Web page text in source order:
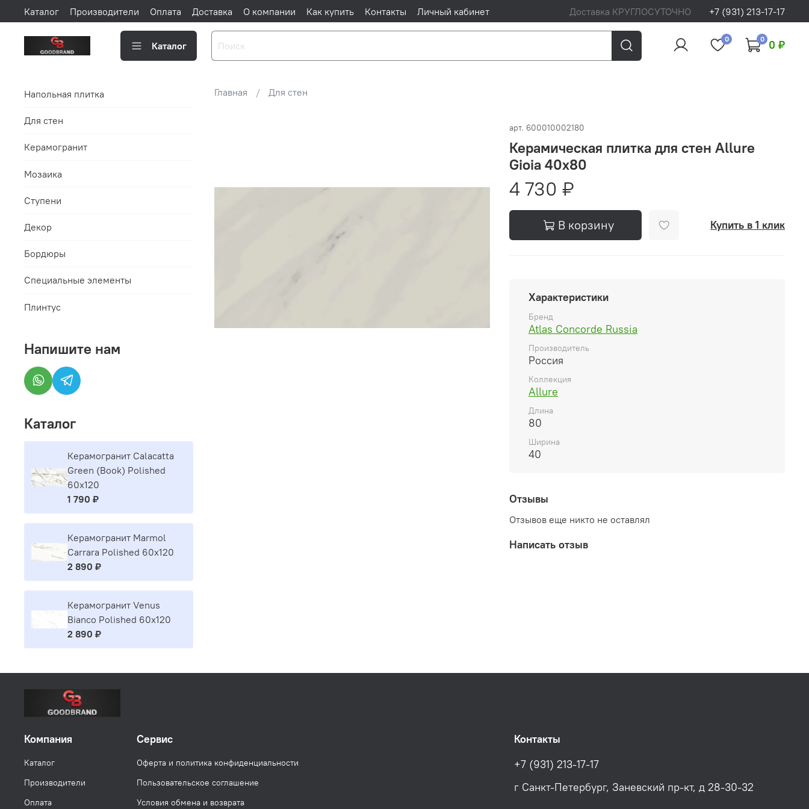
Каталог Производители Оплата Доставка О компании Как купить Контакты Личный кабинет Доставка КРУГЛОСУТОЧНО +7 (931) 213-17-17
Каталог
0 0 0 ₽
Главная Для стен
арт. 600010002180
Керамическая плитка для стен Allure
Gioia 40x80
4 730 ₽
В корзину Купить в 1 клик
Характеристики
Бренд
Atlas Concorde Russia
Производитель
Россия
Коллекция
Allure
Длина
80
Ширина
40
Отзывы
Отзывов еще никто не оставлял
Написать отзыв
Напольная плитка
Для стен
Керамогранит
Мозаика
Ступени
Декор
Бордюры
Специальные элементы
Плинтус
Напишите нам
Каталог
Керамогранит Calacatta
Green (Book) Polished
60x120
1 790 ₽
Керамогранит Marmol
Carrara Polished 60x120
2 890 ₽
Керамогранит Venus
Bianco Polished 60x120
2 890 ₽
Компания
Каталог
Производители
Оплата
Сервис
Оферта и политика конфиденциальности
Пользовательское соглашение
Условия обмена и возврата
Контакты
+7 (931) 213-17-17
г Санкт-Петербург, Заневский пр-кт, д 28-30-32